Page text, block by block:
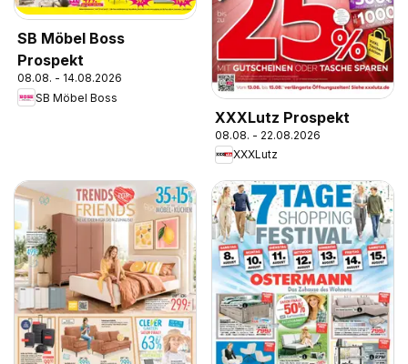
SB Möbel Boss
Prospekt
08.08. - 14.08.2026
SB Möbel Boss
XXXLutz Prospekt
08.08. - 22.08.2026
XXXLutz